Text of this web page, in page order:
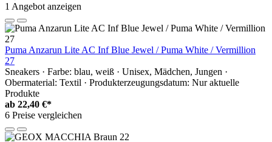
1 Angebot anzeigen
Puma Anzarun Lite AC Inf Blue Jewel / Puma White / Vermillion
27
Sneakers · Farbe: blau, weiß · Unisex, Mädchen, Jungen ·
Obermaterial: Textil · Produkterzeugungsdatum: Nur aktuelle
Produkte
ab 22,40 €*
6 Preise vergleichen